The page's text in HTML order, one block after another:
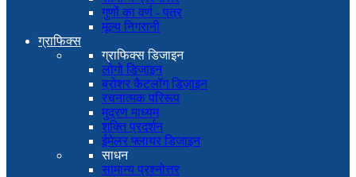
गुणों का वर्ण - पत्र
मूल्य निगरानी
ग्राफिक्स
ग्राफिक्स डिजाइन
लोगो डिजाइन
ब्रोशर कैटलॉग डिज़ाइन
रचनात्मक परिरूप
मुद्रण माध्यम
शक्ति प्रदर्शन
ईमेलर फ्लायर डिजाइन
साधन
सामान्य प्रश्नोत्तर